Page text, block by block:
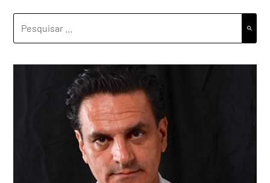
POR: